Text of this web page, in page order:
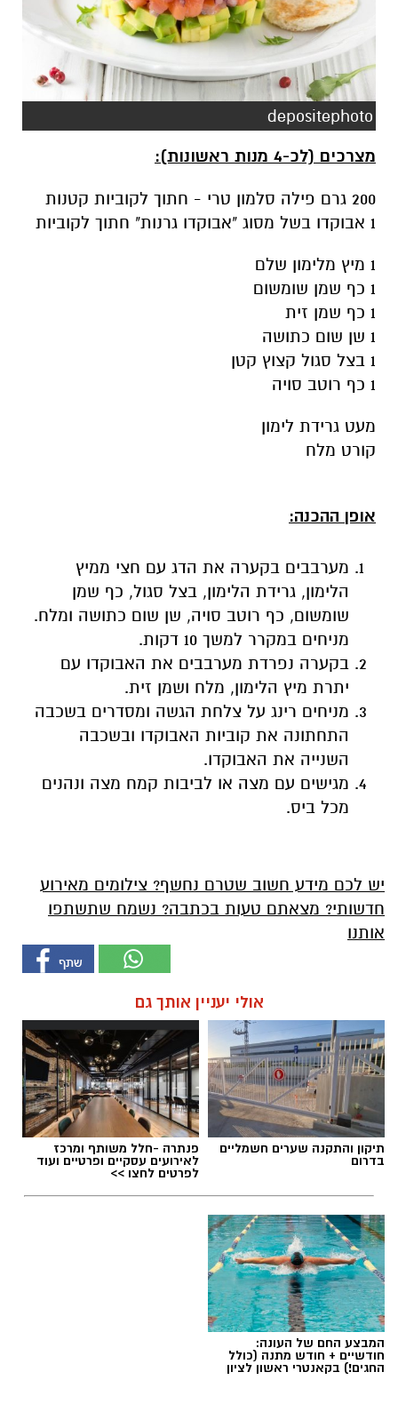
depositephoto
מצרכים (לכ-4 מנות ראשונות):
200 גרם פילה סלמון טרי - חתוך לקוביות קטנות
1 אבוקדו בשל מסוג "אבוקדו גרנות" חתוך לקוביות
1 מיץ מלימון שלם
1 כף שמן שומשום
1 כף שמן זית
1 שן שום כתושה
1 בצל סגול קצוץ קטן
1 כף רוטב סויה
מעט גרידת לימון
קורט מלח
אופן ההכנה:
מערבבים בקערה את הדג עם חצי ממיץ
הלימון, גרידת הלימון, בצל סגול, כף שמן
שומשום, כף רוטב סויה, שן שום כתושה ומלח.
מניחים במקרר למשך 10 דקות.
בקערה נפרדת מערבבים את האבוקדו עם
יתרת מיץ הלימון, מלח ושמן זית.
מניחים רינג על צלחת הגשה ומסדרים בשכבה
התחתונה את קוביות האבוקדו ובשכבה
השנייה את האבוקדו.
מגישים עם מצה או לביבות קמח מצה ונהנים
מכל ביס.
יש לכם מידע חשוב שטרם נחשף? צילומים מאירוע
חדשותי? מצאתם טעות בכתבה? נשמח שתשתפו
אותנו
אולי יעניין אותך גם
תיקון והתקנה שערים חשמליים
בדרום
פנתרה -חלל משותף ומרכז
לאירועים עסקיים ופרטיים ועוד
לפרטים לחצו >>
המבצע החם של העונה:
חודשיים + חודש מתנה (כולל
החגים!) בקאנטרי ראשון לציון